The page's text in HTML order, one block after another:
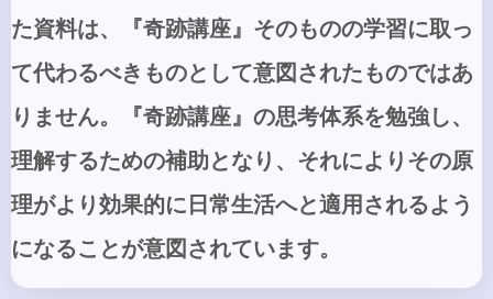
た資料は、『奇跡講座』そのものの学習に取っ
て代わるべきものとして意図されたものではあ
りません。『奇跡講座』の思考体系を勉強し、
理解するための補助となり、それによりその原
理がより効果的に日常生活へと適用されるよう
になることが意図されています。